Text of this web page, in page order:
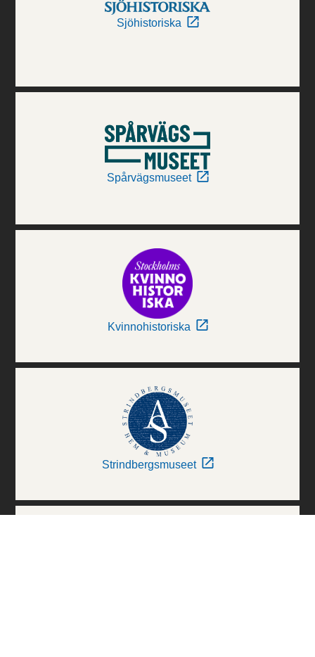
Sjöhistoriska
Spårvägsmuseet
Kvinnohistoriska
Strindbergsmuseet